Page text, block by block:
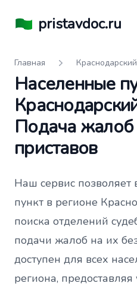
pristavdoc.ru
Главная
Населенные
Подача жалоб
приставов
Наш сервис
пункт в регионе
поиска отделений
подачи жалоб на их
доступен для всех
региона,